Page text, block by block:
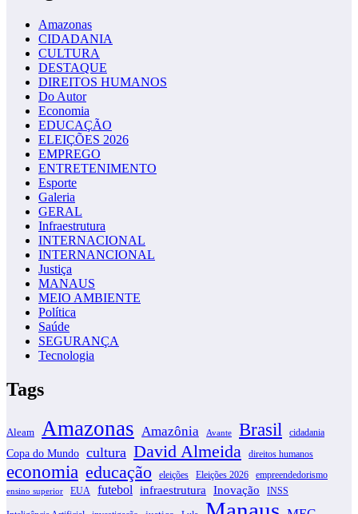
Amazonas
CIDADANIA
CULTURA
DESTAQUE
DIREITOS HUMANOS
Do Autor
Economia
EDUCAÇÃO
ELEIÇÕES 2026
EMPREGO
ENTRETENIMENTO
Esporte
Galeria
GERAL
Infraestrutura
INTERNACIONAL
INTERNANCIONAL
Justiça
MANAUS
MEIO AMBIENTE
Política
Saúde
SEGURANÇA
Tecnologia
Tags
Aleam Amazonas Amazônia Avante Brasil cidadania
Copa do Mundo cultura David Almeida direitos humanos
economia educação eleições Eleições 2026 empreendedorismo
ensino superior EUA futebol infraestrutura Inovação INSS